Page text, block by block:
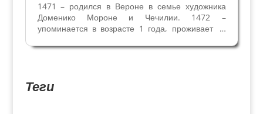
1471 – родился в Вероне в семье художника
Доменико Мороне и Чечилии. 1472 –
упоминается в возрасте 1 года, проживает в
- Франческо 18 лет, проживает с родителями и
Теги